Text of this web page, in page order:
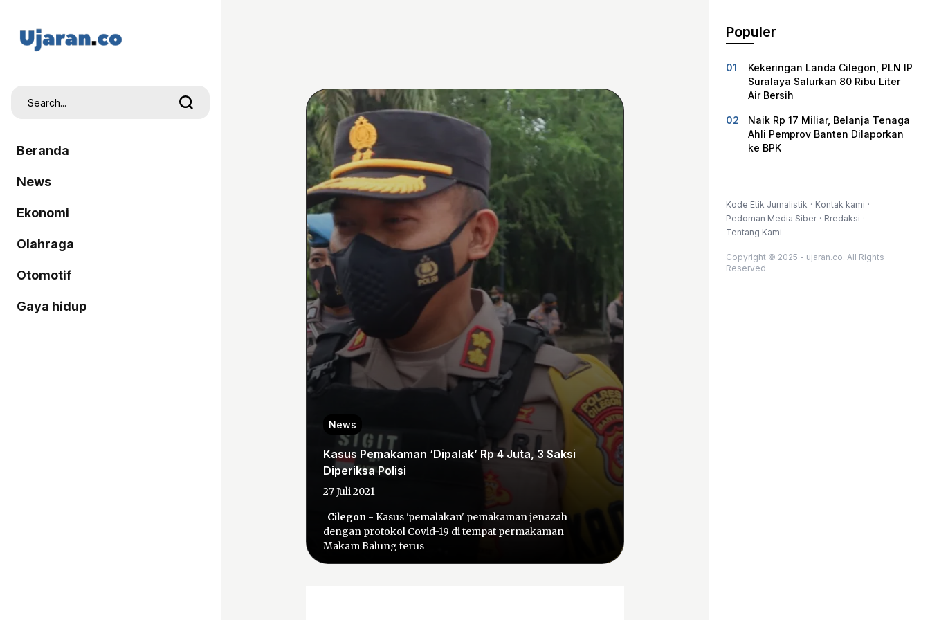
Beranda
News
Ekonomi
Olahraga
Otomotif
Gaya hidup
News
Kasus Pemakaman ‘Dipalak’ Rp 4 Juta, 3 Saksi
Diperiksa Polisi
27 Juli 2021
Cilegon - Kasus 'pemalakan' pemakaman jenazah
dengan protokol Covid-19 di tempat permakaman
Makam Balung terus
Populer
Kekeringan Landa Cilegon, PLN IP
Suralaya Salurkan 80 Ribu Liter
Air Bersih
Naik Rp 17 Miliar, Belanja Tenaga
Ahli Pemprov Banten Dilaporkan
ke BPK
Kode Etik Jurnalistik
Kontak kami
Pedoman Media Siber
Rredaksi
Tentang Kami
Copyright © 2025 - ujaran.co. All Rights
Reserved.